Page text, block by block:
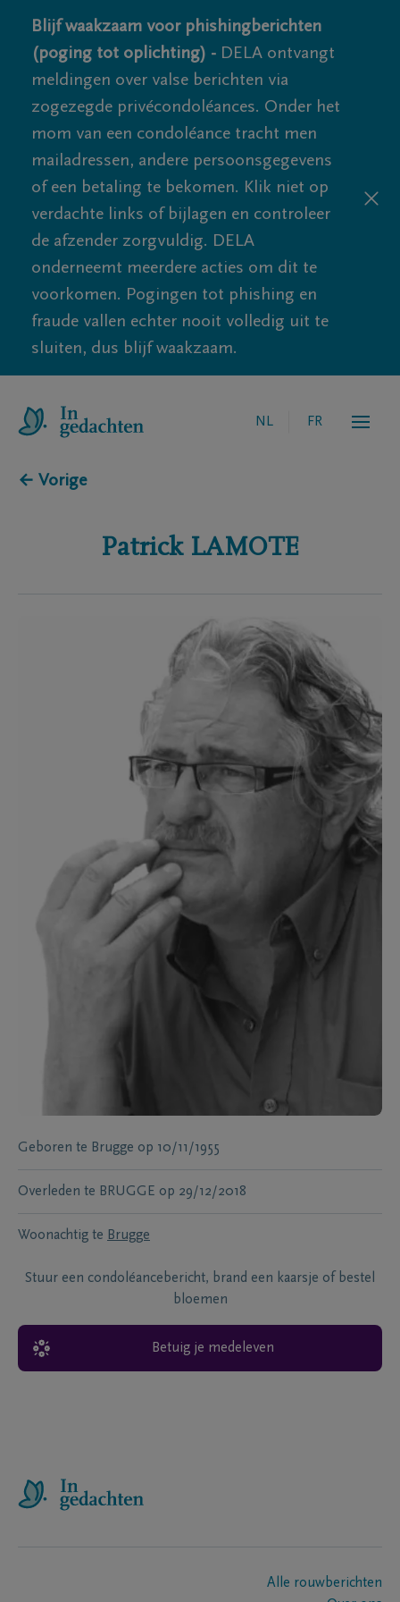
Blijf waakzaam voor phishingberichten
(poging tot oplichting) - DELA ontvangt
meldingen over valse berichten via
zogezegde privécondoléances. Onder het
mom van een condoléance tracht men
mailadressen, andere persoonsgegevens
of een betaling te bekomen. Klik niet op
verdachte links of bijlagen en controleer
de afzender zorgvuldig. DELA
onderneemt meerdere acties om dit te
voorkomen. Pogingen tot phishing en
fraude vallen echter nooit volledig uit te
sluiten, dus blijf waakzaam.
NL FR
← Vorige
Patrick LAMOTE
Geboren te Brugge op 10/11/1955
Overleden te BRUGGE op 29/12/2018
Woonachtig te Brugge
Stuur een condoléancebericht, brand een kaarsje of bestel
bloemen
Betuig je medeleven
Alle rouwberichten